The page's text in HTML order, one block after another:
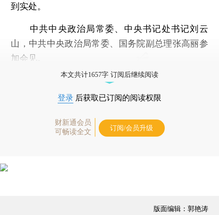
到实处。
中共中央政治局常委、中央书记处书记刘云
山，中共中央政治局常委、国务院副总理张高丽参
加会见。
本文共计1657字 订阅后继续阅读
登录 后获取已订阅的阅读权限
财新通会员
可畅读全文
订阅/会员升级
版面编辑：郭艳涛